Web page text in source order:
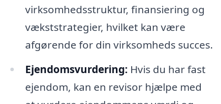
virksomhedsstruktur, finansiering og
vækststrategier, hvilket kan være
afgørende for din virksomheds succes.
Ejendomsvurdering: Hvis du har fast
ejendom, kan en revisor hjælpe med